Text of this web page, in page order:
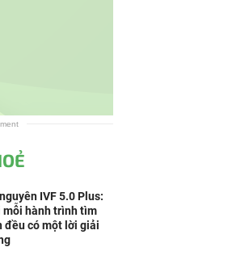
IVF 5.0 Plus:
mỗi hành trình tìm
đều có một lời giải